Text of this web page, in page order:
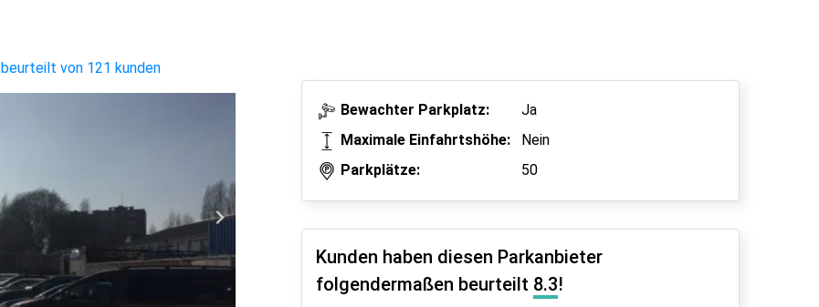
beurteilt von 121 kunden
Bewachter Parkplatz:
Ja
Maximale Einfahrtshöhe:
Nein
Parkplätze:
50
Kunden haben diesen Parkanbieter
folgendermaßen beurteilt 8.3!